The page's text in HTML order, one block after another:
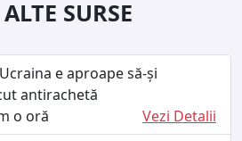
SURSE
e aproape să-și
antirachetă
o oră
Vezi Detalii